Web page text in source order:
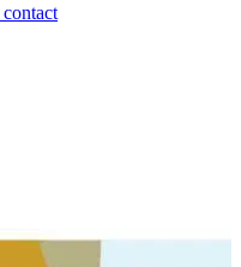
contact